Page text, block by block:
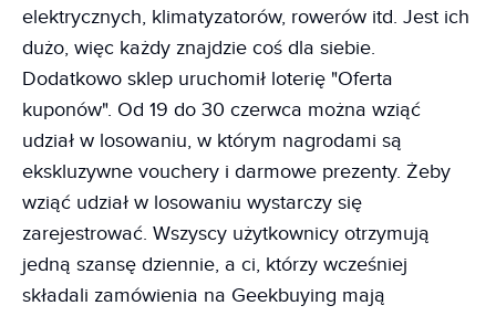
elektrycznych, klimatyzatorów, rowerów itd. Jest ich
dużo, więc każdy znajdzie coś dla siebie.
Dodatkowo sklep uruchomił loterię "Oferta
kuponów". Od 19 do 30 czerwca można wziąć
udział w losowaniu, w którym nagrodami są
ekskluzywne vouchery i darmowe prezenty. Żeby
wziąć udział w losowaniu wystarczy się
zarejestrować. Wszyscy użytkownicy otrzymują
jedną szansę dziennie, a ci, którzy wcześniej
składali zamówienia na Geekbuying mają